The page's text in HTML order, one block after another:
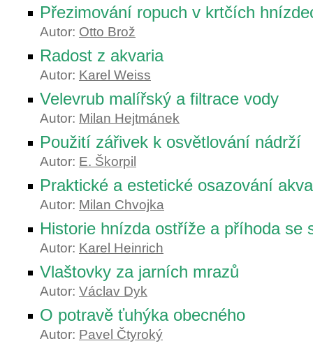
Přezimování ropuch v krtčích
Autor: Otto Brož
Radost z akvaria
Autor: Karel Weiss
Velevrub malířský a filtrace vody
Autor: Milan Hejtmánek
Použití zářivek k osvětlování nádrží
Autor: E. Škorpil
Praktické a estetické osazování
Autor: Milan Chvojka
Historie hnízda ostříže a příhoda se
Autor: Karel Heinrich
Vlaštovky za jarních mrazů
Autor: Václav Dyk
O potravě ťuhýka obecného
Autor: Pavel Čtyroký